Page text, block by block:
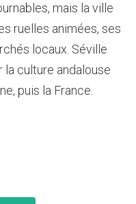
mais la ville
ruelles animées, ses
locaux. Séville
culture andalouse
puis la France.